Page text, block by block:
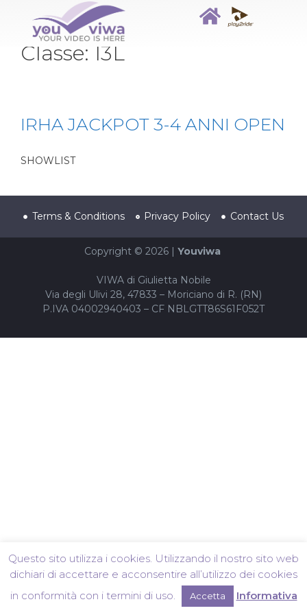
Classe: I3L
IRHA JACKPOT 3-4 ANNI OPEN
SHOWLIST
Terms & Conditions Privacy Policy Contact Us
Copyright © 2026 | Youviwa
VIWA di Giulietta Nobile
Via degli Ulivi 28, 47833 – Moriciano di R. (RN)
P.IVA 04002940403 – CF NBLGTT86S61F052T
Questo sito utilizza i cookies. Utilizzando il nostro sito web
dichiari di accettare e acconsentire all’utilizzo dei cookies
in conformità con i termini di uso.
Accetta Informativa